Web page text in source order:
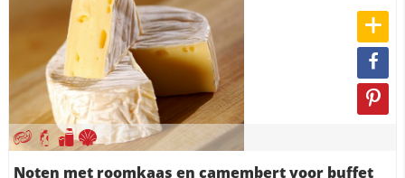
Noten met roomkaas en camembert voor buffet